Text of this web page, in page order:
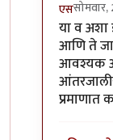
एस
In reply
या व अशा
आणि ते
आवश्यक
प्रमाणात